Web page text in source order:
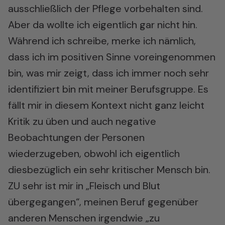
ausschließlich der Pflege vorbehalten sind.
Aber da wollte ich eigentlich gar nicht hin.
Während ich schreibe, merke ich nämlich,
dass ich im positiven Sinne voreingenommen
bin, was mir zeigt, dass ich immer noch sehr
identifiziert bin mit meiner Berufsgruppe. Es
fällt mir in diesem Kontext nicht ganz leicht
Kritik zu üben und auch negative
Beobachtungen der Personen
wiederzugeben, obwohl ich eigentlich
diesbezüglich ein sehr kritischer Mensch bin.
ZU sehr ist mir in „Fleisch und Blut
übergegangen“, meinen Beruf gegenüber
anderen Menschen irgendwie „zu